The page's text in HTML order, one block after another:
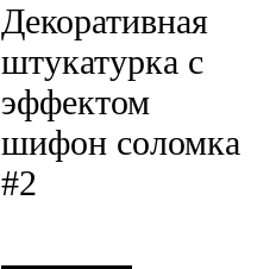
Декоративная
штукатурка с
эффектом
шифон соломка
#2